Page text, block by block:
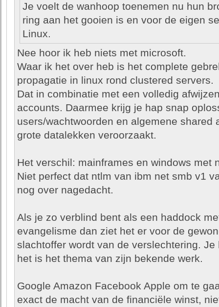
Je voelt de wanhoop toenemen nu hun
ring aan het gooien is en voor de eigen
Linux.
Nee hoor ik heb niets met microsoft.
Waar ik het over heb is het complete
propagatie in linux rond clustered servers.
Dat in combinatie met een volledig
accounts. Daarmee krijg je hap snap
users/wachtwoorden en algemene shared
grote datalekken veroorzaakt.
Het verschil: mainframes en windows met
Niet perfect dat ntlm van ibm net smb v1
nog over nagedacht.
Als je zo verblind bent als een haddock
evangelisme dan ziet het er voor de
slachtoffer wordt van de verslechtering.
het is het thema van zijn bekende werk.
Google Amazon Facebook Apple om te
exact de macht van de financiële winst,